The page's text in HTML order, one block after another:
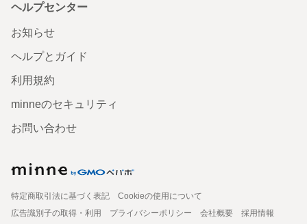
ヘルプセンター
お知らせ
ヘルプとガイド
利用規約
minneのセキュリティ
お問い合わせ
特定商取引法に基づく表記
Cookieの使用について
広告識別子の取得・利用
プライバシーポリシー 会社概要
採用情報